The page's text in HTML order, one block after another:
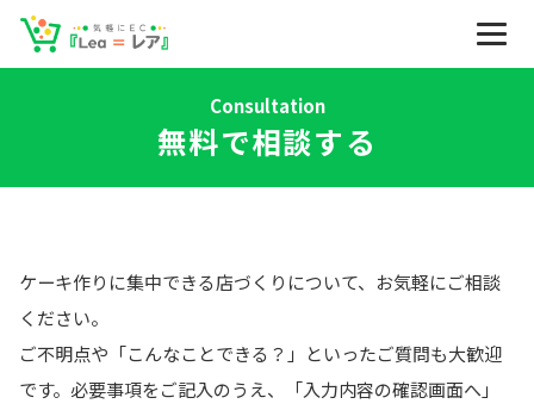
Consultation
無料で相談する
ケーキ作りに集中できる店づくりについて、お気軽にご相談
ください。
ご不明点や「こんなことできる？」といったご質問も大歓迎
です。必要事項をご記入のうえ、「入力内容の確認画面へ」